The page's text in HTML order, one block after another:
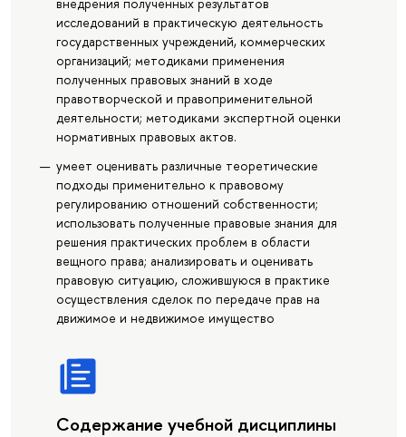
внедрения полученных результатов
исследований в практическую деятельность
государственных учреждений, коммерческих
организаций; методиками применения
полученных правовых знаний в ходе
правотворческой и правоприменительной
деятельности; методиками экспертной оценки
нормативных правовых актов.
умеет оценивать различные теоретические
подходы применительно к правовому
регулированию отношений собственности;
использовать полученные правовые знания для
решения практических проблем в области
вещного права; анализировать и оценивать
правовую ситуацию, сложившуюся в практике
осуществления сделок по передаче прав на
движимое и недвижимое имущество
Содержание учебной дисциплины